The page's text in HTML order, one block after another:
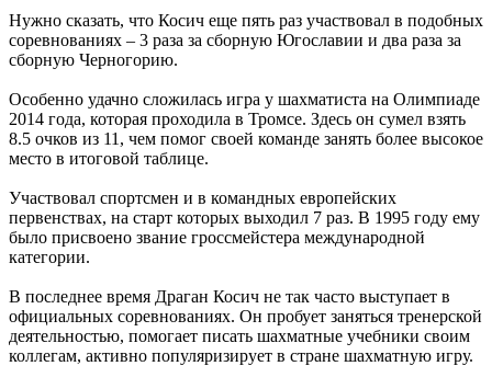
Нужно сказать, что Косич еще пять раз участвовал в подобных
соревнованиях – 3 раза за сборную Югославии и два раза за
сборную Черногорию.
Особенно удачно сложилась игра у шахматиста на Олимпиаде
2014 года, которая проходила в Тромсе. Здесь он сумел взять
8.5 очков из 11, чем помог своей команде занять более высокое
место в итоговой таблице.
Участвовал спортсмен и в командных европейских
первенствах, на старт которых выходил 7 раз. В 1995 году ему
было присвоено звание гроссмейстера международной
категории.
В последнее время Драган Косич не так часто выступает в
официальных соревнованиях. Он пробует заняться тренерской
деятельностью, помогает писать шахматные учебники своим
коллегам, активно популяризирует в стране шахматную игру.